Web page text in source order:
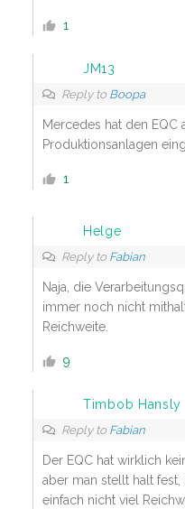
1
JM13
Reply to Boopa
Mercedes hat den EQC
Produktionsanlagen
1
Helge
Reply to Fabian
Naja, die
immer noch nicht
Reichweite.
9
Timbob Hansly
Reply to Fabian
Der EQC hat wirklich
aber man stellt halt
einfach nicht viel